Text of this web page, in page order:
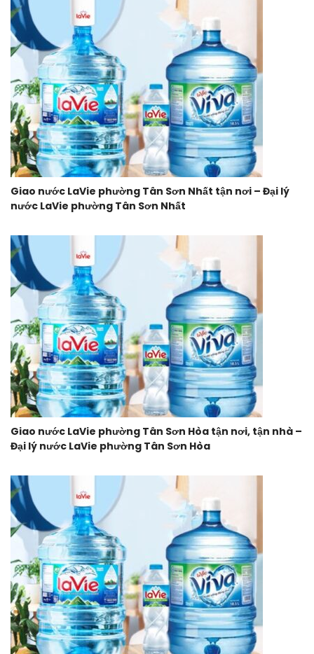
Giao nước LaVie phường Tân Sơn Nhất tận nơi – Đại lý
nước LaVie phường Tân Sơn Nhất
Giao nước LaVie phường Tân Sơn Hòa tận nơi, tận nhà –
Đại lý nước LaVie phường Tân Sơn Hòa